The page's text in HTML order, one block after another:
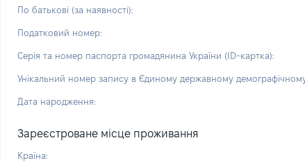
По батькові (за наявності):
Податковий номер:
Серія та номер паспорта громадянина України (ID-картка):
Унікальний номер запису в Єдиному державному демографічному
Дата народження:
Зареєстроване місце проживання
Країна: